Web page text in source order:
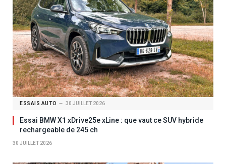
ESSAIS AUTO 30 JUILLET 2026
Essai BMW X1 xDrive25e xLine : que vaut ce SUV hybride
rechargeable de 245 ch
30 JUILLET 2026